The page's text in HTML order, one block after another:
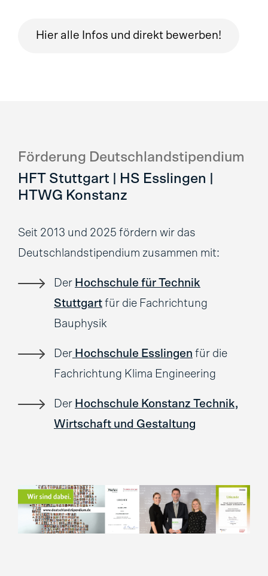
Hier alle Infos und direkt bewerben!
Förderung Deutschlandstipendium
HFT Stuttgart | HS Esslingen |
HTWG Konstanz
Seit 2013 und 2025 fördern wir das
Deutschlandstipendium zusammen mit:
Der Hochschule für Technik
Stuttgart für die Fachrichtung
Bauphysik
Der Hochschule Esslingen für die
Fachrichtung Klima Engineering
Der Hochschule Konstanz Technik,
Wirtschaft und Gestaltung